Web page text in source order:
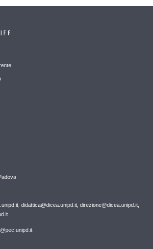
E
didattica@dicea.unipd.it, direzione@dicea.unipd.it,